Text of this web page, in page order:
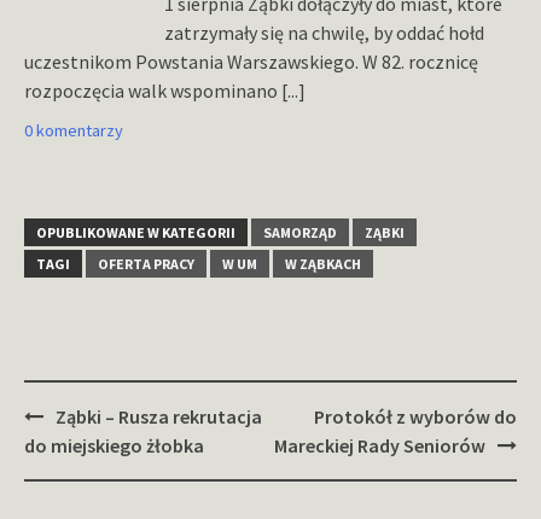
zatrzymały się na chwilę, by oddać hołd
uczestnikom Powstania Warszawskiego. W 82. rocznicę
rozpoczęcia walk wspominano [...]
0 komentarzy
OPUBLIKOWANE W KATEGORII SAMORZĄD
ZĄBKI
TAGI
OFERTA PRACY W UM W ZĄBKACH
Zobacz
wpisy
Ząbki – Rusza rekrutacja
do miejskiego żłobka
Protokół z wyborów do
Mareckiej Rady Seniorów